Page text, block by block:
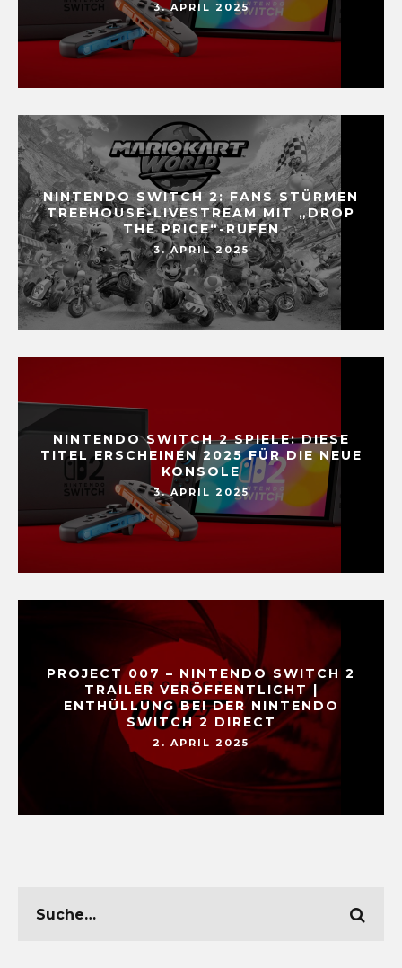
3. APRIL 2025
NINTENDO SWITCH 2: FANS STÜRMEN
TREEHOUSE-LIVESTREAM MIT „DROP
THE PRICE“-RUFEN
3. APRIL 2025
NINTENDO SWITCH 2 SPIELE: DIESE
TITEL ERSCHEINEN 2025 FÜR DIE NEUE
KONSOLE
3. APRIL 2025
PROJECT 007 – NINTENDO SWITCH 2
TRAILER VERÖFFENTLICHT |
ENTHÜLLUNG BEI DER NINTENDO
SWITCH 2 DIRECT
2. APRIL 2025